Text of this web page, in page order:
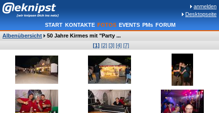
anmelden
Desktopseite
START KONTAKTE FOTOS EVENTS PMs FORUM
Albenübersicht
50 Jahre Kirmes mit "Party ...
[1] [2] [3] [4] [7]